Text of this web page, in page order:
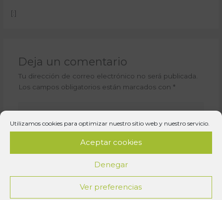
Utilizamos cookies para optimizar nuestro sitio web y nuestro servicio.
Aceptar cookies
Denegar
Ver preferencias
[:]
Deja un comentario
Tu dirección de correo electrónico no será publicada.
Los campos obligatorios están marcados con *